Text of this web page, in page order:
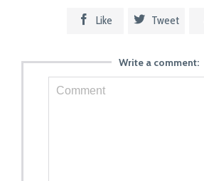
 Like  Tweet
Write a comment: